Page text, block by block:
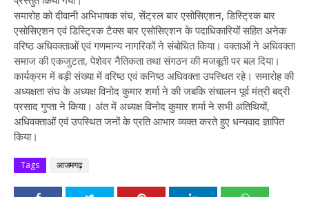
समारोह को दीवानी अभिभाषक संघ, सेंट्रल बार एसोसिएशन, डिस्ट्रिक बार
एसोसिएशन एवं डिस्ट्रिक टैक्स बार एसोसिएशन के पदाधिकारियों सहित अनेक
वरिष्ठ अधिवक्ताओं एवं गणमान्य नागरिकों ने संबोधित किया। वक्ताओं ने अधिवक्ता
समाज की एकजुटता, पेशेवर नैतिकता तथा संगठन की मजबूती पर बल दिया।
कार्यक्रम में बड़ी संख्या में वरिष्ठ एवं कनिष्ठ अधिवक्ता उपस्थित रहे। समारोह की
अध्यक्षता संघ के अध्यक्ष विनोद कुमार शर्मा ने की जबकि संचालन पूर्व मंत्री बद्री
प्रसाद गुप्ता ने किया। अंत में अध्यक्ष विनोद कुमार शर्मा ने सभी अतिथियों,
अधिवक्ताओं एवं उपस्थित जनों के प्रति आभार व्यक्त करते हुए धन्यवाद ज्ञापित
किया।
Tags आजमगढ़